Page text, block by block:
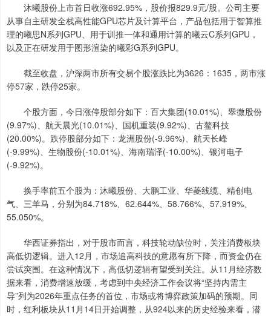
沐曦股份上市首日收涨692.95%，股价报829.9元/股。公司主要
从事自主研发全栈高性能GPU芯片及计算平台，产品包括用于智算推
理的曦思N系列GPU、用于训推一体和通用计算的曦云C系列GPU，
以及正在研发用于图形渲染的曦彩G系列GPU。
截至收盘，沪深两市所有交易个股涨跌比为3626：1635，两市涨
停57家，跌停25家。
个股方面，今日涨停股部分如下：百大集团(10.01%)、翠微股份
(9.97%)、航天晨光(10.01%)、国机重装(9.92%)、古鳌科技
(20.00%)。跌停股部分如下：龙洲股份(-9.96%)、航天长峰
(-9.99%)、生物股份(-10.01%)、海南瑞泽(-10.00%)、银河电子
(-9.92%)。
换手率前五个股为：沐曦股份、大鹏工业、华菱线缆、精创电
气、三羊马，分别为84.718%、62.644%、58.766%、57.919%、
55.050%。
华西证券指出，对于股市而言，科技轮动缺位时，关注消费板块
高低切逻辑。进入12月，市场追高科技的意愿有所下降，而资金仍在
尝试突围。在这种情况下，高低切逻辑有望受到关注。从11月经济数
据来看，消费增速放缓，考虑到中央经济工作会议将“坚持内需主
导”列为2026年重点任务的首位，市场或将博弈政策加码的预期。同
时，红利板块从11月14日开始调整，从924以来的历史经验来看，潜